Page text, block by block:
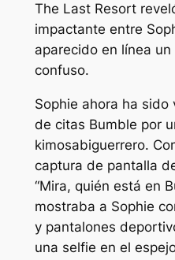
The Last Resort
impactante entre
aparecido en línea
confuso.
Sophie ahora ha sido
de citas Bumble por
kimosabiguerrero.
captura de pantalla
“Mira, quién está en
mostraba a Sophie
y pantalones
una selfie en el